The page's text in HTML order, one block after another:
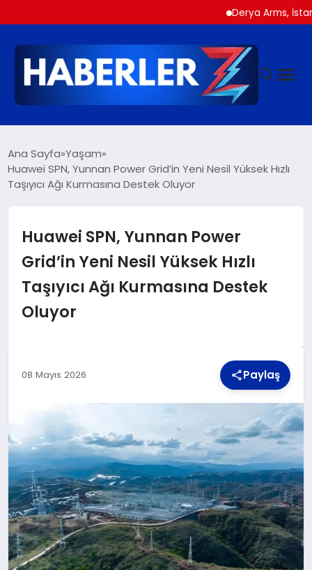
Derya Arms, İstanbul
SIYASET
DÜNYA
EKONOMI
SPOR
YAŞAM
Ana Sayfa Yaşam
Huawei SPN, Yunnan Power Grid’in Yeni Nesil Yüksek Hızlı
Taşıyıcı Ağı Kurmasına Destek Oluyor
Huawei SPN, Yunnan Power
Grid’in Yeni Nesil Yüksek Hızlı
Taşıyıcı Ağı Kurmasına Destek
Oluyor
08 Mayıs 2026 Paylaş